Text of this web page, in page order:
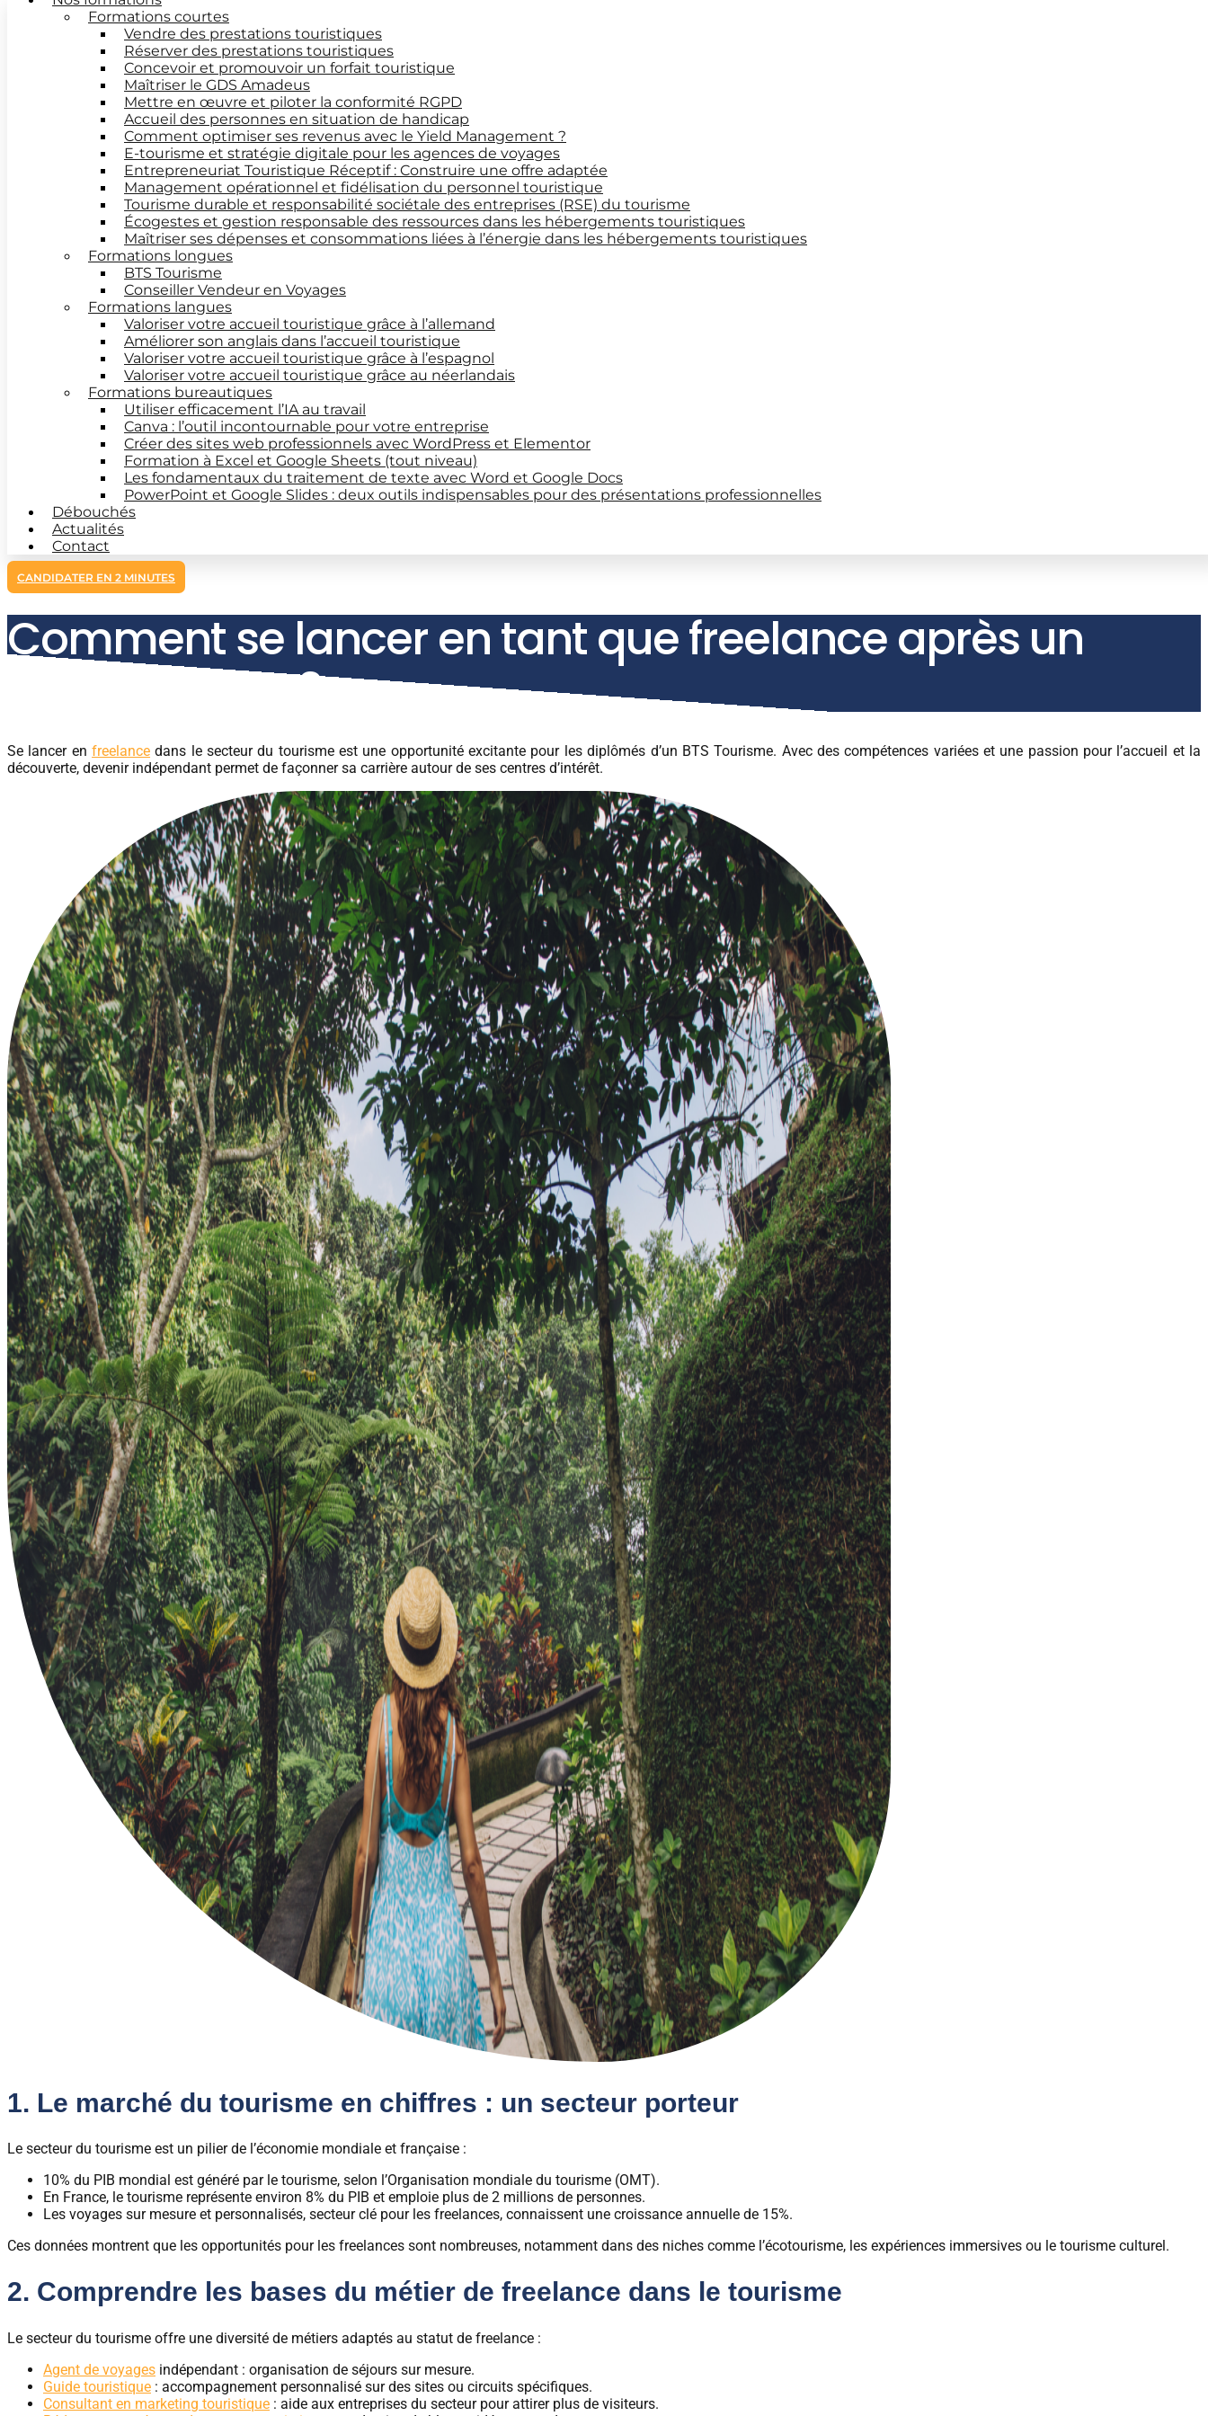
Formations courtes
Vendre des prestations touristiques
Réserver des prestations touristiques
Concevoir et promouvoir un forfait touristique
Maîtriser le GDS Amadeus
Mettre en œuvre et piloter la conformité RGPD
Accueil des personnes en situation de handicap
Comment optimiser ses revenus avec le Yield Management ?
E-tourisme et stratégie digitale pour les agences de voyages
Entrepreneuriat Touristique Réceptif : Construire une offre adaptée
Management opérationnel et fidélisation du personnel touristique
Tourisme durable et responsabilité sociétale des entreprises (RSE) du tourisme
Écogestes et gestion responsable des ressources dans les hébergements touristiques
Maîtriser ses dépenses et consommations liées à l’énergie dans les hébergements touristiques
Formations longues
BTS Tourisme
Conseiller Vendeur en Voyages
Formations langues
Valoriser votre accueil touristique grâce à l’allemand
Améliorer son anglais dans l’accueil touristique
Valoriser votre accueil touristique grâce à l’espagnol
Valoriser votre accueil touristique grâce au néerlandais
Formations bureautiques
Utiliser efficacement l’IA au travail
Canva : l’outil incontournable pour votre entreprise
Créer des sites web professionnels avec WordPress et Elementor
Formation à Excel et Google Sheets (tout niveau)
Les fondamentaux du traitement de texte avec Word et Google Docs
PowerPoint et Google Slides : deux outils indispensables pour des présentations professionnelles
Débouchés
Actualités
Contact
CANDIDATER EN 2 MINUTES
Comment se lancer en tant que freelance après un
BTS Tourisme ?
Se lancer enfreelance dans le secteur du tourisme est une opportunité excitante pour les diplômés d’un BTS Tourisme. Avec des compétences variées et une passion pour l’accueil et la
découverte, devenir indépendant permet de façonner sa carrière autour de ses centres d’intérêt.
1. Le marché du tourisme en chiffres : un secteur porteur
Le secteur du tourisme est un pilier de l’économie mondiale et française :
10% du PIB mondial est généré par le tourisme, selon l’Organisation mondiale du tourisme (OMT).
En France, le tourisme représente environ 8% du PIB et emploie plus de 2 millions de personnes.
Les voyages sur mesure et personnalisés, secteur clé pour les freelances, connaissent une croissance annuelle de 15%.
Ces données montrent que les opportunités pour les freelances sont nombreuses, notamment dans des niches comme l’écotourisme, les expériences immersives ou le tourisme culturel.
2. Comprendre les bases du métier de freelance dans le tourisme
Le secteur du tourisme offre une diversité de métiers adaptés au statut de freelance :
Agent de voyages indépendant : organisation de séjours sur mesure.
Guide touristique : accompagnement personnalisé sur des sites ou circuits spécifiques.
Consultant en marketing touristique : aide aux entreprises du secteur pour attirer plus de visiteurs.